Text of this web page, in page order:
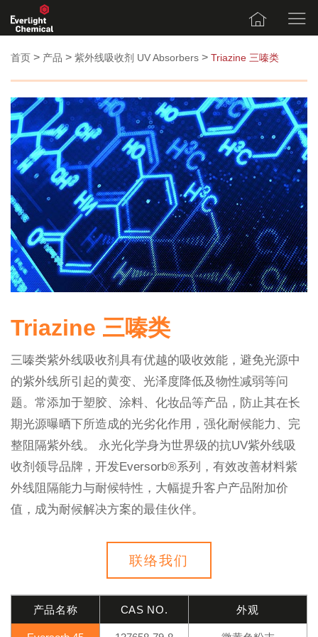
首页 > 产品 > 紫外线吸收剂 UV Absorbers > Triazine 三嗪类
Triazine 三嗪类
三嗪类紫外线吸收剂具有优越的吸收效能，避免光源中
的紫外线所引起的黄变、光泽度降低及物性减弱等问
题。常添加于塑胶、涂料、化妆品等产品，防止其在长
期光源曝晒下所造成的光劣化作用，强化耐候能力、完
整阻隔紫外线。 永光化学身为世界级的抗UV紫外线吸
收剂领导品牌，开发Eversorb®系列，有效改善材料紫
外线阻隔能力与耐候特性，大幅提升客户产品附加价
值，成为耐候解决方案的最佳伙伴。
联络我们
产品名称 CAS NO. 外观